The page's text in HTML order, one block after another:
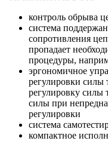
контроль обрыва
система
сопротивления
пропадает
процедуры,
эргономичное
регулировки силы
регулировку силы
силы при
регулировки
система
компактное